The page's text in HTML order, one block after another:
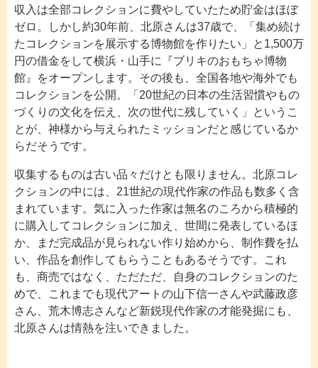
収入は全部コレクションに費やしていたため貯金はほぼ
ゼロ。しかし約30年前、北原さんは37歳で、「集め続け
たコレクションを展示する博物館を作りたい」と1,500万
円の借金をして横浜・山手に『ブリキのおもちゃ博物
館』をオープンします。その後も、全国各地や海外でも
コレクションを公開。「20世紀の日本の生活習慣やもの
づくりの文化を伝え、次の世代に残していく」というこ
とが、神様から与えられたミッションだと感じているか
らだそうです。
収集するものは古い品々だけとも限りません。北原コレ
クションの中には、21世紀の現代作家の作品も数多く含
まれています。気に入った作家は無名のころから積極的
に購入してコレクションに加え、世間に発表しているほ
か、まだ完成品が見られない作り始めから、制作費を払
い、作品を創作してもらうこともあるそうです。これ
も、商売ではなく、ただただ、自身のコレクションのた
めで、これまでも現代アートの山下信一さんや武藤政彦
さん、荒木博志さんなど新鋭現代作家の才能発掘にも、
北原さんは情熱を注いできました。